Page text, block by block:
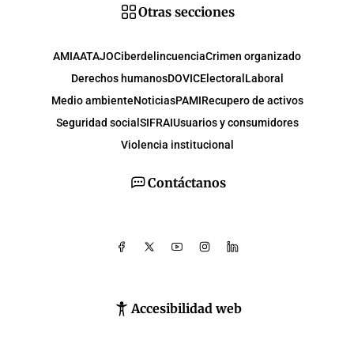
Contáctanos
Accesibilidad web
Otras secciones
AMIAATAJOCiberdelincuenciaCrimen organizado
Derechos humanosDOVICElectoral Laboral
Medio ambienteNoticiasPAMIRecupero de activos
Seguridad social SIFRAIUsuarios y consumidores
Violencia institucional